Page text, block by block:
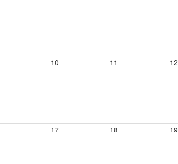
10 11 12
17 18 19